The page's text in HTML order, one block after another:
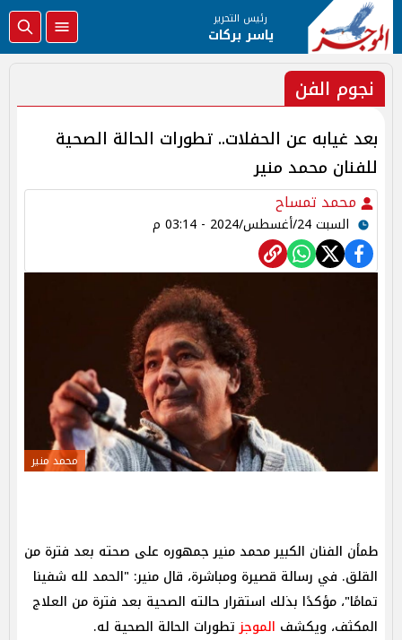
رئيس التحرير
ياسر بركات
نجوم الفن
بعد غيابه عن الحفلات.. تطورات الحالة الصحية
للفنان محمد منير
محمد تمساح
السبت 24/أغسطس/2024 - 03:14 م
محمد منير
طمأن الفنان الكبير محمد منير جمهوره على صحته بعد فترة من
القلق. في رسالة قصيرة ومباشرة، قال منير: "الحمد لله شفينا
تمامًا"، مؤكدًا بذلك استقرار حالته الصحية بعد فترة من العلاج
المكثف، ويكشف الموجزتطورات الحالة الصحية له.